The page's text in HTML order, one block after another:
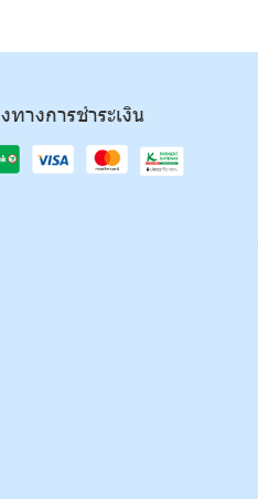
ทางการชำระเงิน